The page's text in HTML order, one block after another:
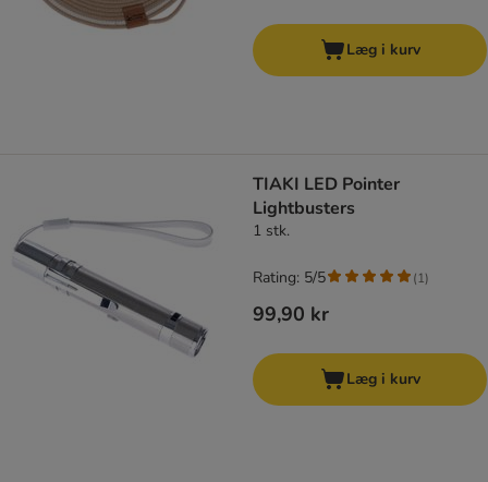
Læg i kurv
TIAKI LED Pointer
Lightbusters
1 stk.
99,90 kr
Rating: 5/5 (1)
Læg i kurv